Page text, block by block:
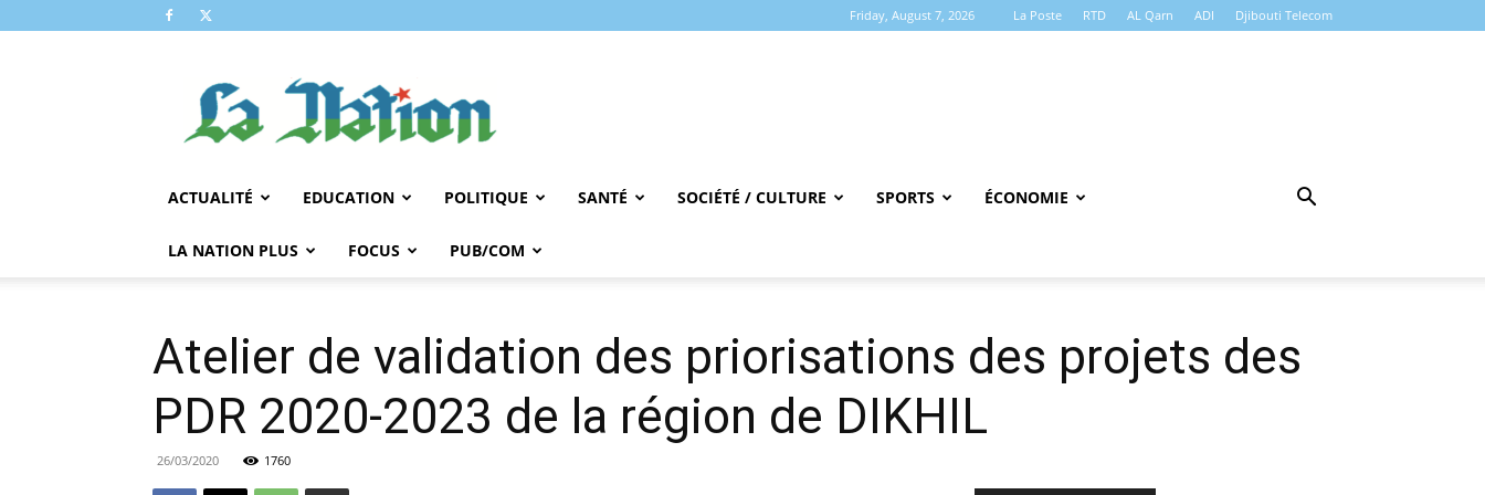
Friday, August 7, 2026 La Poste RTD AL Qarn ADI Djibouti Telecom
NATION
ACTUALITÉ EDUCATION POLITIQUE SANTÉ SOCIÉTÉ / CULTURE SPORTS ÉCONOMIE
LA NATION PLUS FOCUS PUB/COM
Atelier de validation des priorisations des projets des
PDR 2020-2023 de la région de DIKHIL
26/03/2020 1760